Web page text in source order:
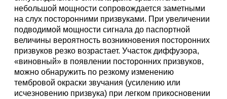
небольшой мощности сопровождается заметными
на слух посторонними призвуками. При увеличении
подводимой мощности сигнала до паспортной
величины вероятность возникновения посторонних
призвуков резко возрастает. Участок диффузора,
«виновный» в появлении посторонних призвуков,
можно обнаружить по резкому изменению
тембровой окраски звучания (усилению или
исчезновению призвука) при легком прикосновении